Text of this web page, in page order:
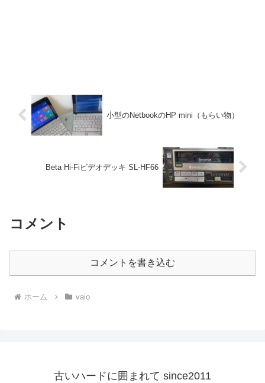
小型のNetbookのHP mini（もらい物）
Beta Hi-Fiビデオデッキ SL-HF66
コメント
コメントを書き込む
ホーム vaio
古いハードに囲まれて since2011